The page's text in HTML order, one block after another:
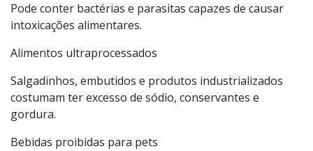
Pode conter bactérias e parasitas capazes de causar
intoxicações alimentares.
Alimentos ultraprocessados
Salgadinhos, embutidos e produtos industrializados
costumam ter excesso de sódio, conservantes e
gordura.
Bebidas proibidas para pets